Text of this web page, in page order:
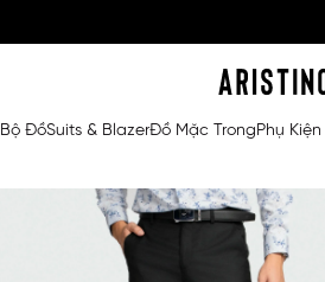
Bộ ĐồSuits & BlazerĐồ Mặc TrongPhụ Kiện